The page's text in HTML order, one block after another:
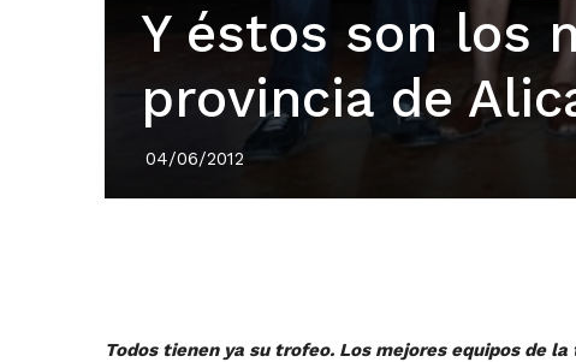
Y éstos son los
provincia de
04/06/2012
Todos tienen ya su trofeo. Los mejores equipos de